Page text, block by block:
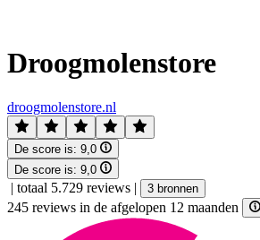
Droogmolenstore
droogmolenstore.nl
De score is: 9,0
De score is: 9,0
| totaal 5.729 reviews | 3 bronnen
245 reviews in de afgelopen 12 maanden